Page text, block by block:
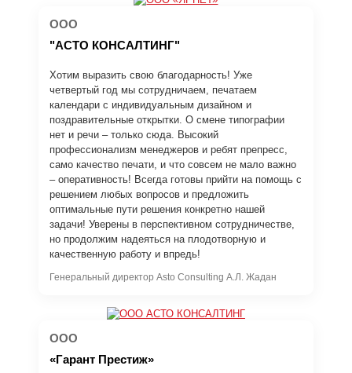
ООО
"АСТО КОНСАЛТИНГ"
Хотим выразить свою благодарность! Уже
четвертый год мы сотрудничаем, печатаем
календари с индивидуальным дизайном и
поздравительные открытки. О смене типографии
нет и речи – только сюда. Высокий
профессионализм менеджеров и ребят препресс,
само качество печати, и что совсем не мало важно
– оперативность! Всегда готовы прийти на помощь с
решением любых вопросов и предложить
оптимальные пути решения конкретно нашей
задачи! Уверены в перспективном сотрудничестве,
но продолжим надеяться на плодотворную и
качественную работу и впредь!
Генеральный директор Asto Consulting А.Л. Жадан
ООО
«Гарант Престиж»